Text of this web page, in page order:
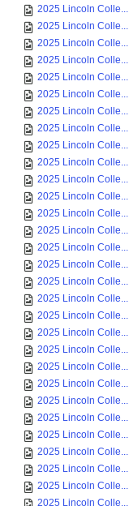
2025 Lincoln Colle...
2025 Lincoln Colle...
2025 Lincoln Colle...
2025 Lincoln Colle...
2025 Lincoln Colle...
2025 Lincoln Colle...
2025 Lincoln Colle...
2025 Lincoln Colle...
2025 Lincoln Colle...
2025 Lincoln Colle...
2025 Lincoln Colle...
2025 Lincoln Colle...
2025 Lincoln Colle...
2025 Lincoln Colle...
2025 Lincoln Colle...
2025 Lincoln Colle...
2025 Lincoln Colle...
2025 Lincoln Colle...
2025 Lincoln Colle...
2025 Lincoln Colle...
2025 Lincoln Colle...
2025 Lincoln Colle...
2025 Lincoln Colle...
2025 Lincoln Colle...
2025 Lincoln Colle...
2025 Lincoln Colle...
2025 Lincoln Colle...
2025 Lincoln Colle...
2025 Lincoln Colle...
2025 Lincoln Colle...